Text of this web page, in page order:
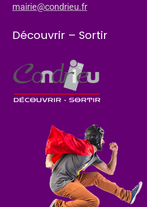
mairie@condrieu.fr
Découvrir – Sortir